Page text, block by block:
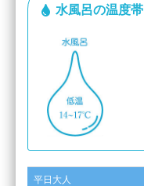
水風呂の温度帯
平日大人